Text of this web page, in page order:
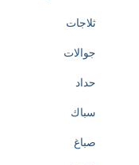
ثلاجات
جوالات
حداد
سباك
صباغ